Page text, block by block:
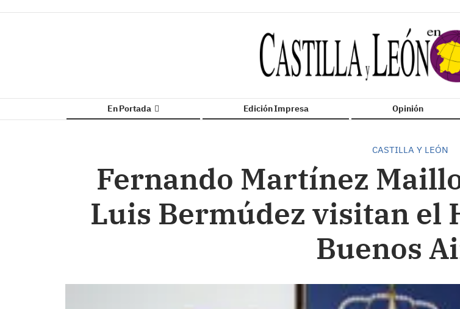
En Portada Edición Impresa Opinión
CASTILLA Y LEÓN
Fernando Martínez
Luis Bermúdez visitan el
Buenos